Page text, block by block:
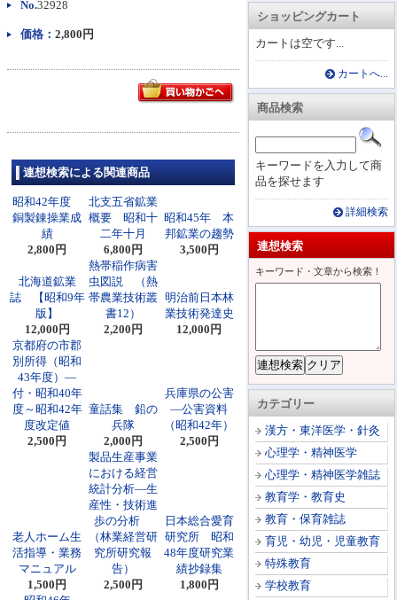
ショッピングカート
カートは空です...
カートへ...
商品検索
キーワードを入力して商
品を探せます
詳細検索
連想検索
キーワード・文章から検索！
カテゴリー
漢方・東洋医学・針灸
心理学・精神医学
心理学・精神医学雑誌
教育学・教育史
教育・保育雑誌
育児・幼児・児童教育
特殊教育
学校教育
No.32928
価格： 2,800円
連想検索による関連商品
昭和42年度
銅製錬操業成
績
2,800円
北支五省鉱業
概要 昭和十
二年十月
6,800円
昭和45年 本
邦鉱業の趨勢
3,500円
北海道鉱業
誌 【昭和9年
版】
12,000円
熱帯稲作病害
虫図説 （熱
帯農業技術叢
書12）
2,200円
明治前日本林
業技術発達史
12,000円
京都府の市郡
別所得（昭和
43年度）―
付・昭和40年
度～昭和42年
度改定値
2,500円
童話集 鉛の
兵隊
2,000円
兵庫県の公害
―公害資料
（昭和42年）
2,500円
老人ホーム生
活指導・業務
マニュアル
1,500円
製品生産事業
における経営
統計分析―生
産性・技術進
歩の分析
（林業経営研
究所研究報
告）
2,500円
日本総合愛育
研究所 昭和
48年度研究業
績抄録集
1,800円